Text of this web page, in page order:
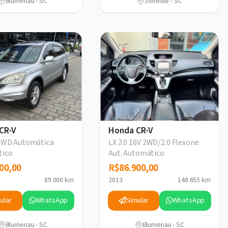
V
Automática
89.000 km
WhatsApp
Blumenau - SC
Honda CR-V
LX 2.0 16V 2WD/2.0 Flexone
Aut. Automático
R$86.900,00
R$86.900,00
2013 148.655 km
Simular WhatsApp
Blumenau - SC